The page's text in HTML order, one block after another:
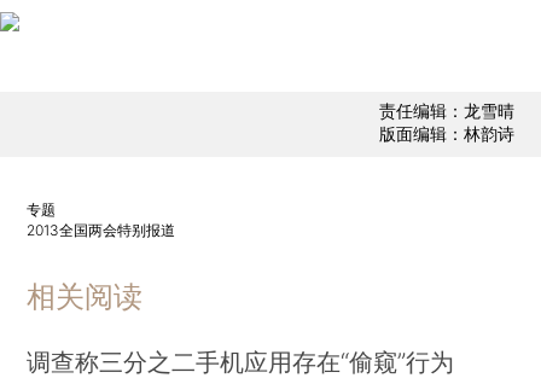
责任编辑：龙雪晴
版面编辑：林韵诗
专题
2013全国两会特别报道
相关阅读
调查称三分之二手机应用存在“偷窥”行为